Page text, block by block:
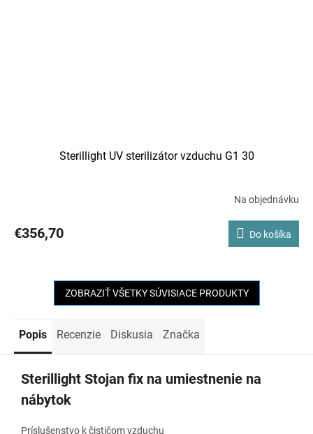
Sterillight UV sterilizátor vzduchu G1 30
Na objednávku
€356,70 Do košíka
ZOBRAZIŤ VŠETKY SÚVISIACE PRODUKTY
Popis Recenzie Diskusia Značka
Sterillight Stojan fix na umiestnenie na
nábytok
Príslušenstvo k čističom vzduchu